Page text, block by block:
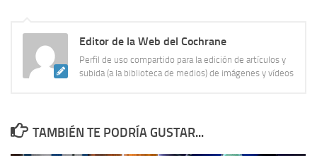
Editor de la Web del Cochrane
Perfil de uso compartido para la edición de artículos y
subida (a la biblioteca de medios) de imágenes y vídeos
TAMBIÉN TE PODRÍA GUSTAR...